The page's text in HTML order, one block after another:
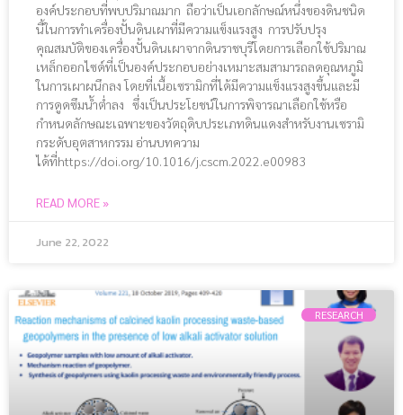
องค์ประกอบที่พบปริมาณมาก ถือว่าเป็นเอกลักษณ์หนึ่งของดินชนิด
นี้ในการทำเครื่องปั้นดินเผาที่มีความแข็งแรงสูง การปรับปรุง
คุณสมบัติของเครื่องปั้นดินเผาจากดินราชบุรีโดยการเลือกใช้ปริมาณ
เหล็กออกไซด์ที่เป็นองค์ประกอบอย่างเหมาะสมสามารถลดอุณหภูมิ
ในการเผาผนึกลง โดยที่เนื้อเซรามิกที่ได้มีความแข็งแรงสูงขึ้นและมี
การดูดซึมน้ำต่ำลง ซึ่งเป็นประโยชน์ในการพิจารณาเลือกใช้หรือ
กำหนดลักษณะเฉพาะของวัตถุดิบประเภทดินแดงสำหรับงานเซรามิ
กระดับอุตสาหกรรม อ่านบทความ
ได้ที่https://doi.org/10.1016/j.cscm.2022.e00983
READ MORE »
June 22, 2022
RESEARCH